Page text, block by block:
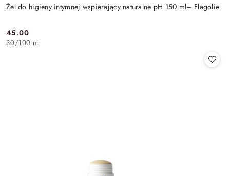
Żel do higieny intymnej wspierający naturalne pH 150 ml– Flagolie
Cena:
45.00
30/100 ml